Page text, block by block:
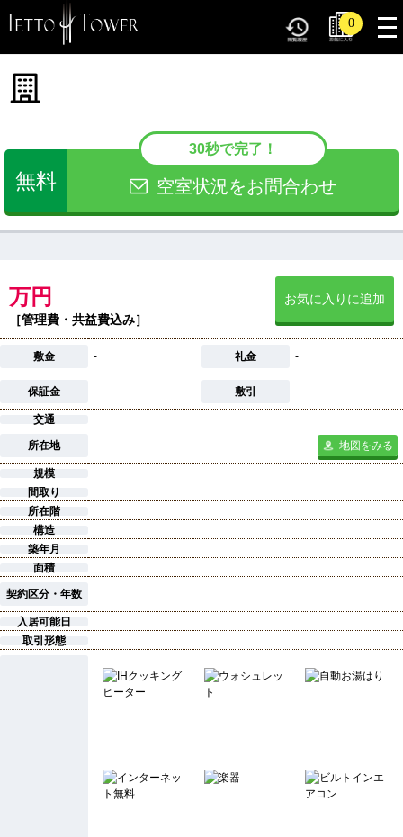
0
無料
30秒で完了！
空室状況をお問合わせ
万円
［管理費・共益費込み］
お気に入りに追加
敷金 - 礼金 -
保証金 - 敷引 -
交通
所在地 地図をみる
規模
間取り
所在階
構造
築年月
面積
契約区分・年数
入居可能日
取引形態